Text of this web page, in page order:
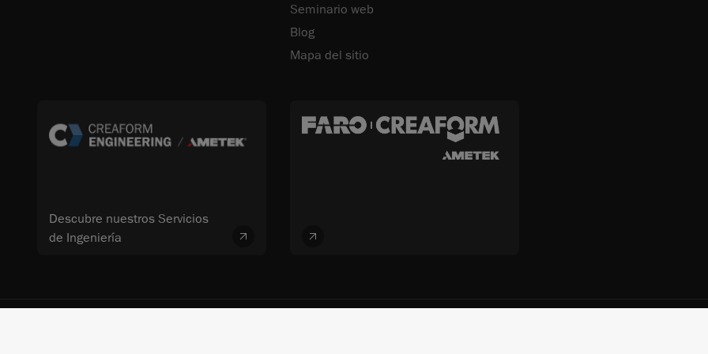
Seminario web
Blog
Mapa del sitio
Descubre nuestros Servicios
de Ingeniería